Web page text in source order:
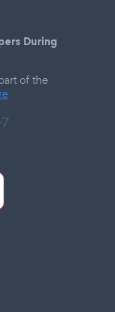
During
of the